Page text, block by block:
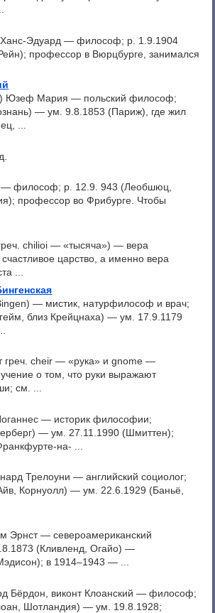
Ханс-Эдуард — философ; р. 1.9.1904
профессор в Вюрцбурге, занимался
Юзеф Мария — польский философ;
— ум. 9.8.1853 (Париж), где жил
...
философ; p. 12.9. 943 (Леобшюц,
профессор во Фрибурге. Чтобы
chilioi — «тысяча») — вера
царство, а именно вера
...
— мистик, натурфилософ и врач;
близ Крейцнаха) — ум. 17.9.1179
греч. cheir — «рука» и gnome —
о том, что руки выражают
см. ...
— историк философии;
— ум. 27.11.1990 (Шмиттен);
на- ...
Трелоуни — английский социолог;
Корнуолл) — ум. 22.6.1929 (Баньё,
Эрнст — североамериканский
(Кливленд, Огайо) —
в 1914–1943 — ...
Бёрдон, виконт Клоанский — философ;
Шотландия) — ум. 19.8.1928;